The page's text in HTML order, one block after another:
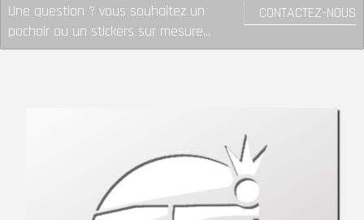
CONTACTEZ-NOUS
Une question ? vous souhaitez un
pochoir ou un stickers sur mesure...